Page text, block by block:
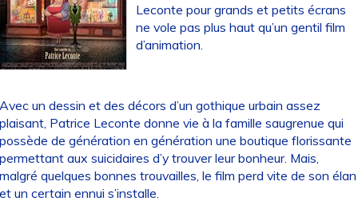
Leconte pour grands et petits écrans
ne vole pas plus haut qu’un gentil film
d’animation.
un dessin et des décors d’un gothique urbain assez
Patrice Leconte donne vie à la famille saugrenue qui
de génération en génération une boutique florissante
aux suicidaires d’y trouver leur bonheur. Mais,
quelques bonnes trouvailles, le film perd vite de son élan
un certain ennui s’installe.